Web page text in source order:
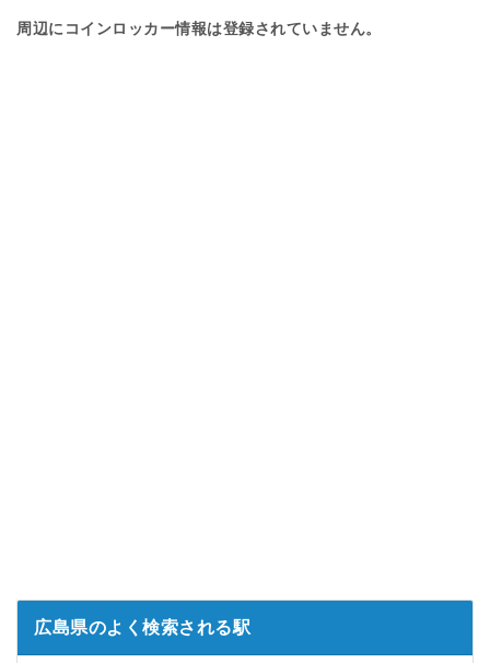
周辺にコインロッカー情報は登録されていません。
広島県のよく検索される駅